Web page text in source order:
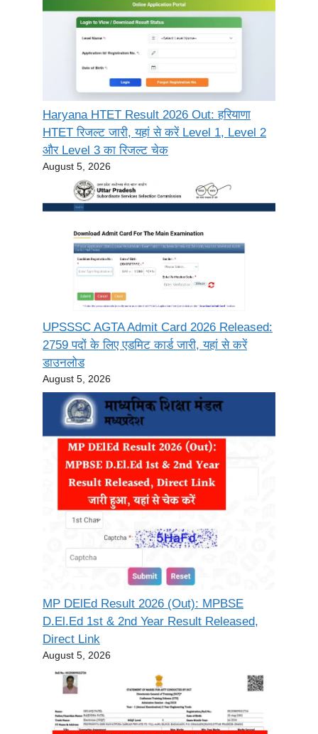
Haryana HTET Result 2026 Out: हरियाणा
HTET रिजल्ट जारी, यहां से करें Level 1, Level 2
और Level 3 का रिजल्ट चेक
August 5, 2026
UPSSSC AGTA Admit Card 2026 Released:
2759 पदों के लिए एडमिट कार्ड जारी, यहां से करें
डाउनलोड
August 5, 2026
MP DElEd Result 2026 (Out): MPBSE
D.El.Ed 1st & 2nd Year Result Released,
Direct Link
August 5, 2026